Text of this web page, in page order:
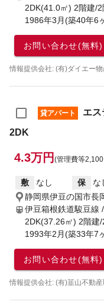
2DK(41.0㎡) 2階建/2
1986年3月(築40年6
お問い合わせ(無料)
情報提供会社: (有)ダイエー
貸アパート
エ
2DK
4.3万円 (管理費等
敷 なし 保 な
静岡県伊豆の国市長
伊豆箱根鉄道駿豆線
2DK(37.26㎡) 2階建/
1993年2月(築33年7
お問い合わせ(無料)
情報提供会社: (有)韮山不動